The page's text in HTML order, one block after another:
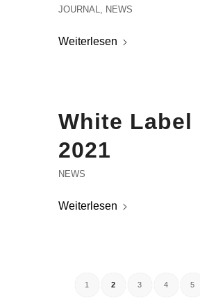
JOURNAL, NEWS
Weiterlesen
White Label
2021
NEWS
Weiterlesen
1 2 3 4 5